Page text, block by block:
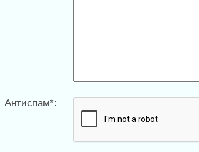
Антиспам*: